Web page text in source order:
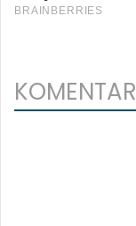
KOMENTAR